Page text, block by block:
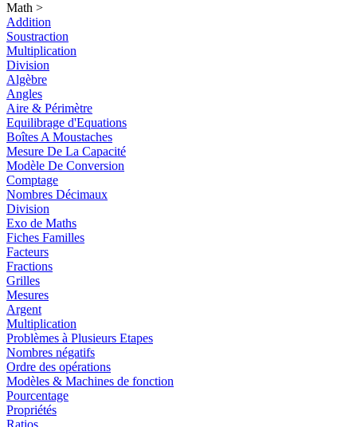
Math >
Addition
Soustraction
Multiplication
Division
Algèbre
Angles
Aire & Périmètre
Equilibrage d'Equations
Boîtes A Moustaches
Mesure De La Capacité
Modèle De Conversion
Comptage
Nombres Décimaux
Division
Exo de Maths
Fiches Familles
Facteurs
Fractions
Grilles
Mesures
Argent
Multiplication
Problèmes à Plusieurs Etapes
Nombres négatifs
Ordre des opérations
Modèles & Machines de fonction
Pourcentage
Propriétés
Ratios